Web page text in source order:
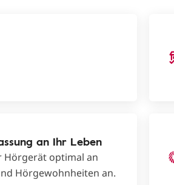
an Ihr Leben
Hörgerät optimal an
Hörgewohnheiten an.